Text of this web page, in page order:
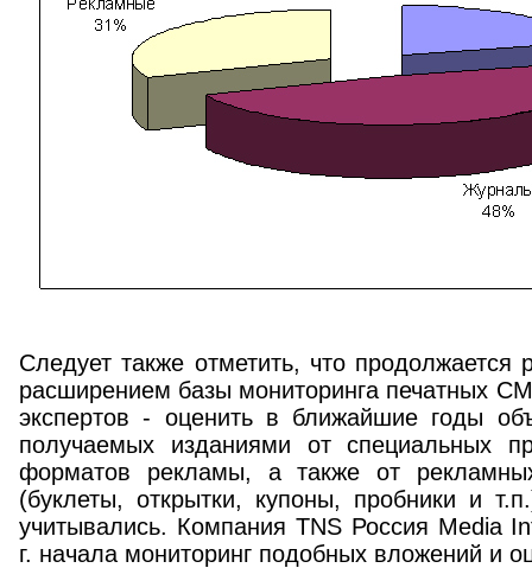
Следует также отметить, что
расширением базы мониторинга печатных
экспертов - оценить в ближайшие годы
получаемых изданиями от специальных
форматов рекламы, а также от
(буклеты, открытки, купоны, пробники и
учитывались. Компания TNS Россия Media
г. начала мониторинг подобных вложений и